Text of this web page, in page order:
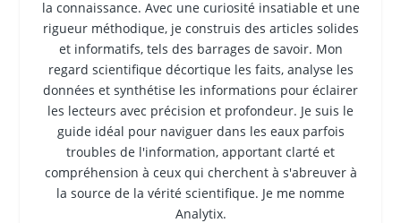
la connaissance. Avec une curiosité insatiable et une
rigueur méthodique, je construis des articles solides
et informatifs, tels des barrages de savoir. Mon
regard scientifique décortique les faits, analyse les
données et synthétise les informations pour éclairer
les lecteurs avec précision et profondeur. Je suis le
guide idéal pour naviguer dans les eaux parfois
troubles de l'information, apportant clarté et
compréhension à ceux qui cherchent à s'abreuver à
la source de la vérité scientifique. Je me nomme
Analytix.